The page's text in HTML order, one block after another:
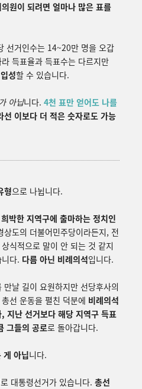
원이 되려면 얼마나 많은 표를
선거인수는 14~20만 명을 오갑
득표율과 득표수는 다르지만
성할 수 있습니다.
아닙니다. 4천 표만 얻어도 나를
선 이보다 더 적은 숫자로도 가능
형으로 나뉩니다.
박한 지역구에 출마하는 정치인
상도의 더불어민주당이라든지, 전
식적으로 말이 안 되는 것 같지
니다. 다름 아닌 비례의석입니다.
날 길이 요원하지만 선당후사의
선 운동을 펼친 덕분에 비례의석
지난 선거보다 해당 지역구 득표
그들의 공로로 돌아갑니다.
게 아닙니다.
대통령선거가 있습니다. 총선